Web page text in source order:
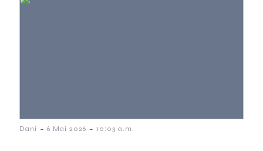
Dani - 6 Mai 2026 - 10:03 a.m.